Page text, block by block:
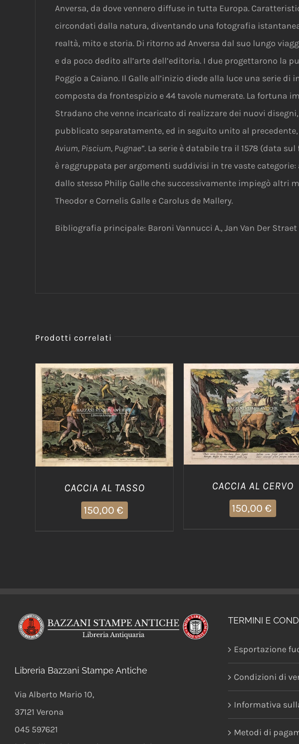
Anversa, da dove vennero diffuse in tutta Europa.
circondati dalla natura, diventando una fotografia
realtà, mito e storia. Di ritorno ad Anversa dal suo lungo
e da poco dedito all’arte dell’editoria. I due progettarono
Poggio a Caiano. Il Galle all’inizio diede alla luce una serie
composta da frontespizio e 44 tavole numerate. La fortuna
Stradano che venne incaricato di realizzare dei nuovi
pubblicato separatamente, ed in seguito unito al
Avium, Piscium, Pugnae”. La serie è databile tra il 1578 (data
è raggruppata per argomenti suddivisi in tre vaste categorie:
dallo stesso Philip Galle che successivamente impiegò altri
Theodor e Cornelis Galle e Carolus de Mallery.
Bibliografia principale: Baroni Vannucci A., Jan Van Der
Prodotti correlati
AGGIUNGI AL CARRELLO
/
DETTAGLI
CACCIA AL TASSO
150,00 €
AGGIUNGI AL CARRELLO
/
DETTAGLI
CACCIA AL CERVO
150,00 €
Libreria Bazzani Stampe Antiche
Via Alberto Mario 10,
37121 Verona
045 597621
TERMINI E
Esportazione
Condizioni di
Informativa
Metodi di